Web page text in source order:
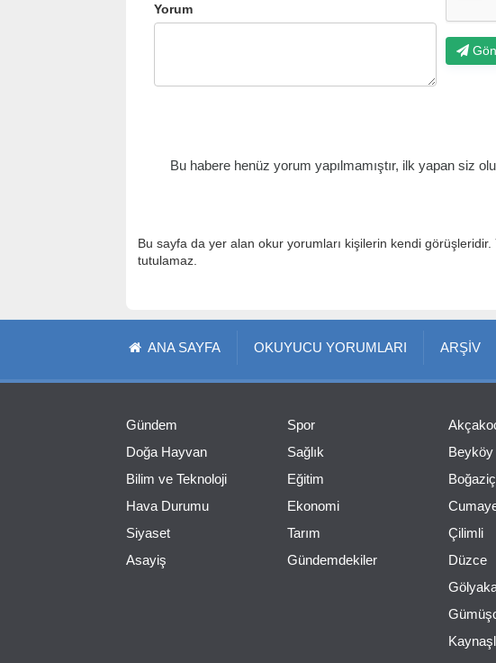
Yorum
Bu habere henüz yorum yapılmamıştır, ilk yapan siz
Bu sayfa da yer alan okur yorumları kişilerin kendi görüşleridir.
tutulamaz.
ANA SAYFA OKUYUCU YORUMLARI ARŞİV
Gündem
Doğa Hayvan
Bilim ve Teknoloji
Hava Durumu
Siyaset
Asayiş
Spor
Sağlık
Eğitim
Ekonomi
Tarım
Gündemdekiler
Beyköy
Çilimli
Düzce